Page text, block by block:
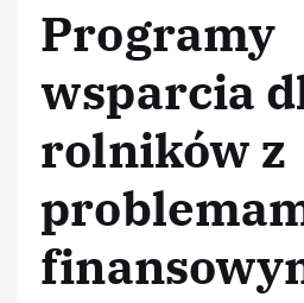
Programy
wsparcia
rolników z